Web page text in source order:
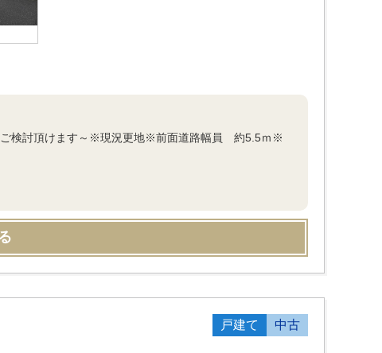
検討頂けます～※現況更地※前面道路幅員 約5.5ｍ※
戸建て 中古